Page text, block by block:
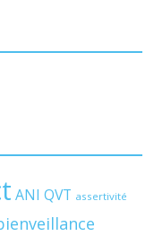
ANI QVT assertivité